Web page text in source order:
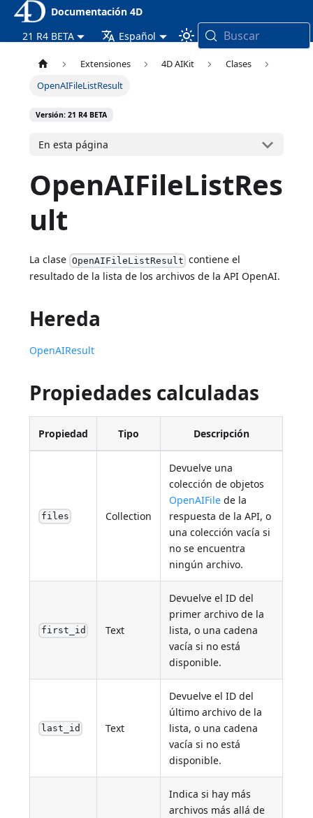
Documentación 4D
21 R4 BETA
Español Buscar
Extensiones 4D AIKit
Clases
OpenAIFileListResult
Versión: 21 R4 BETA
En esta página
OpenAIFileListRes
ult
La clase OpenAIFileListResult contiene el
resultado de la lista de los archivos de la API OpenAI.
Hereda
OpenAIResult
Propiedades calculadas
Propiedad Tipo Descripción
files Collection
Devuelve una
colección de objetos
OpenAIFile de la
respuesta de la API, o
una colección vacía si
no se encuentra
ningún archivo.
first_id Text
Devuelve el ID del
primer archivo de la
lista, o una cadena
vacía si no está
disponible.
last_id Text
Devuelve el ID del
último archivo de la
lista, o una cadena
vacía si no está
disponible.
Indica si hay más
archivos más allá de